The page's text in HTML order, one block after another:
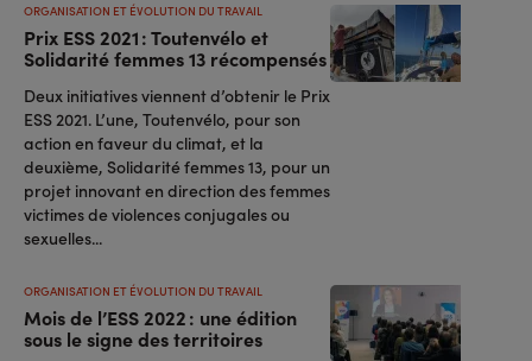
Prix ESS 2021 : Toutenvélo et
Solidarité femmes 13 récompensés
ORGANISATION ET ÉVOLUTION DU TRAVAIL
Deux initiatives viennent d’obtenir le Prix
ESS 2021. L’une, Toutenvélo, pour son
action en faveur du climat, et la
deuxième, Solidarité femmes 13, pour un
projet innovant en direction des femmes
victimes de violences conjugales ou
sexuelles...
Mois de l’ESS 2022 : une édition
sous le signe des territoires
ORGANISATION ET ÉVOLUTION DU TRAVAIL